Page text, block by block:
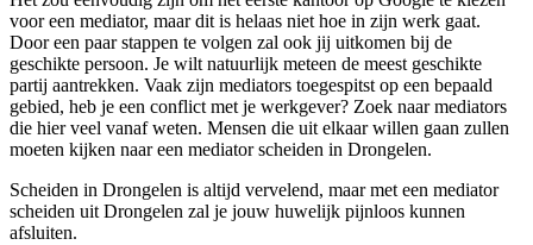
voor een mediator, maar dit is helaas niet hoe in zijn werk gaat.
Door een paar stappen te volgen zal ook jij uitkomen bij de
geschikte persoon. Je wilt natuurlijk meteen de meest geschikte
partij aantrekken. Vaak zijn mediators toegespitst op een bepaald
gebied, heb je een conflict met je werkgever? Zoek naar mediators
die hier veel vanaf weten. Mensen die uit elkaar willen gaan zullen
moeten kijken naar een mediator scheiden in Drongelen.
Scheiden in Drongelen is altijd vervelend, maar met een mediator
scheiden uit Drongelen zal je jouw huwelijk pijnloos kunnen
afsluiten.